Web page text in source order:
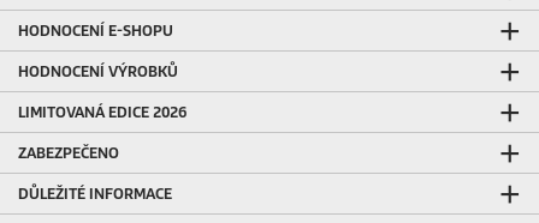
HODNOCENÍ E-SHOPU
HODNOCENÍ VÝROBKŮ
LIMITOVANÁ EDICE 2026
ZABEZPEČENO
DŮLEŽITÉ INFORMACE